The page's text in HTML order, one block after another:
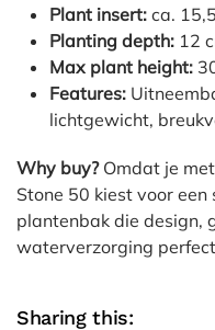
Plant insert: ca.
Planting depth: 12
Max plant height:
Features:
lichtgewicht,
Why buy?Omdat je met
Stone 50 kiest voor
plantenbak die design,
waterverzorging
Sharing this: